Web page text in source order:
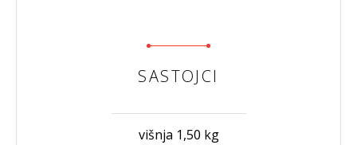
SASTOJCI
višnja 1,50 kg